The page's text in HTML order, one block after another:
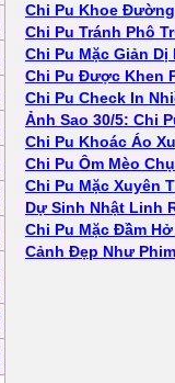
Chi Pu Khoe
Chi Pu Tránh Phô
Chi Pu Mặc Giản
Chi Pu Được Khen
Chi Pu Check In
Ảnh Sao 30/5: Chi
Chi Pu Khoác Áo
Chi Pu Ôm Mèo
Chi Pu Mặc Xuyên
Dự Sinh Nhật Linh
Chi Pu Mặc Đầm
Cảnh Đẹp Như